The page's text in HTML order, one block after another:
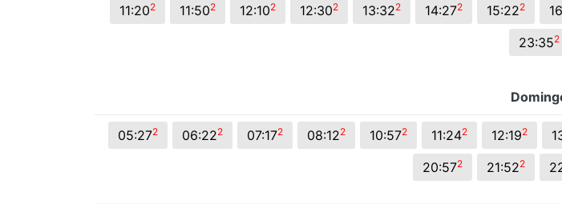
11:202 11:502 12:102 12:302 13:322 14:272 15:222
23:352
05:272 06:222 07:172 08:122 10:572 11:242 12:192
20:572 21:522